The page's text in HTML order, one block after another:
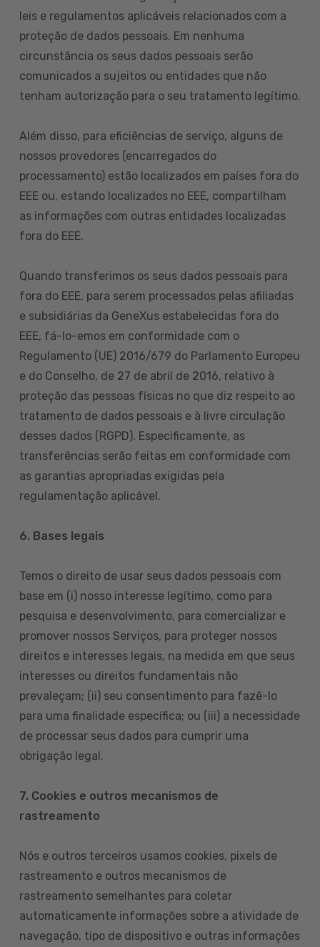
leis e regulamentos aplicáveis relacionados com a
proteção de dados pessoais. Em nenhuma
circunstância os seus dados pessoais serão
comunicados a sujeitos ou entidades que não
tenham autorização para o seu tratamento legítimo.
Além disso, para eficiências de serviço, alguns de
nossos provedores (encarregados do
processamento) estão localizados em países fora do
EEE ou, estando localizados no EEE, compartilham
as informações com outras entidades localizadas
fora do EEE.
Quando transferimos os seus dados pessoais para
fora do EEE, para serem processados pelas afiliadas
e subsidiárias da GeneXus estabelecidas fora do
EEE, fá-lo-emos em conformidade com o
Regulamento (UE) 2016/679 do Parlamento Europeu
e do Conselho, de 27 de abril de 2016, relativo à
proteção das pessoas físicas no que diz respeito ao
tratamento de dados pessoais e à livre circulação
desses dados (RGPD). Especificamente, as
transferências serão feitas em conformidade com
as garantias apropriadas exigidas pela
regulamentação aplicável.
6. Bases legais
Temos o direito de usar seus dados pessoais com
base em (i) nosso interesse legítimo, como para
pesquisa e desenvolvimento, para comercializar e
promover nossos Serviços, para proteger nossos
direitos e interesses legais, na medida em que seus
interesses ou direitos fundamentais não
prevaleçam; (ii) seu consentimento para fazê-lo
para uma finalidade específica; ou (iii) a necessidade
de processar seus dados para cumprir uma
obrigação legal.
7. Cookies e outros mecanismos de
rastreamento
Nós e outros terceiros usamos cookies, pixels de
rastreamento e outros mecanismos de
rastreamento semelhantes para coletar
automaticamente informações sobre a atividade de
navegação, tipo de dispositivo e outras informações